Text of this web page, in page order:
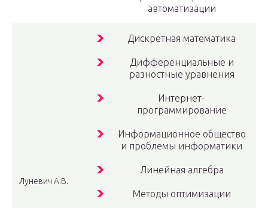
автоматизации
Луневич А.В.
Дискретная математика
Дифференциальные и
разностные уравнения
Интернет-
программирование
Информационное общество
и проблемы информатики
Линейная алгебра
Методы оптимизации